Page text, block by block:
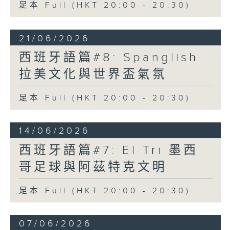
足本 Full (HKT 20:00 - 20:30)
21/06/2026
西班牙語篇#8: Spanglish
拉美文化與世界盃氣氛
足本 Full (HKT 20:00 - 20:30)
14/06/2026
西班牙語篇#7: El Tri 墨西
哥足球與阿茲特克文明
足本 Full (HKT 20:00 - 20:30)
07/06/2026